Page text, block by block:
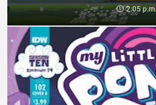
2:05 p.m.